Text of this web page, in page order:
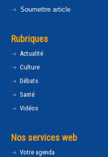
Soumettre article
Rubriques
Actualité
Culture
Débats
Santé
Vidéos
Nos services web
Votre agenda